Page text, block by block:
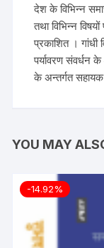
देश के विभिन्न
तथा विभिन्न
प्रकाशित । गांधी
पर्यावरण संवर्धन
के अन्तर्गत
YOU MAY
-14.92%